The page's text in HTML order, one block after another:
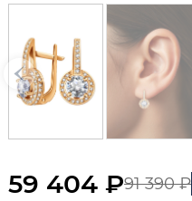
59 404 ₽91 390 ₽